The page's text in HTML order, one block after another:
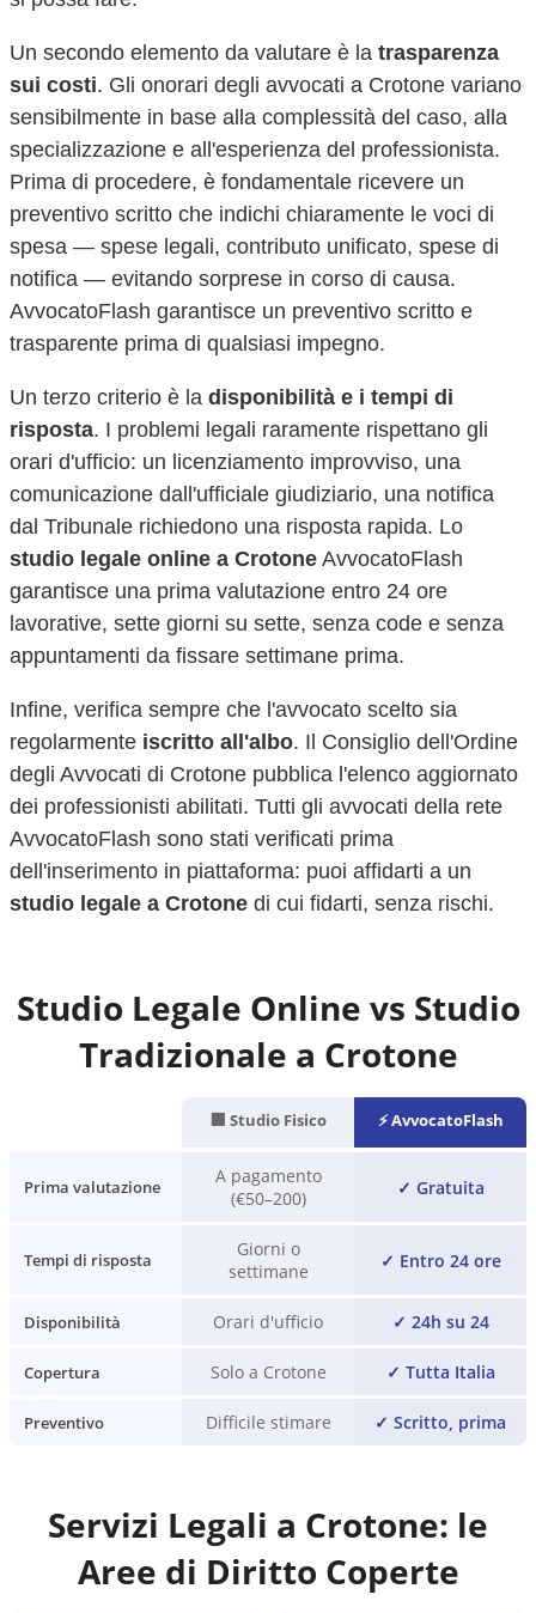
Un secondo elemento da valutare è la trasparenza
sui costi. Gli onorari degli avvocati a Crotone variano
sensibilmente in base alla complessità del caso, alla
specializzazione e all'esperienza del professionista.
Prima di procedere, è fondamentale ricevere un
preventivo scritto che indichi chiaramente le voci di
spesa — spese legali, contributo unificato, spese di
notifica — evitando sorprese in corso di causa.
AvvocatoFlash garantisce un preventivo scritto e
trasparente prima di qualsiasi impegno.
Un terzo criterio è la disponibilità e i tempi di
risposta. I problemi legali raramente rispettano gli
orari d'ufficio: un licenziamento improvviso, una
comunicazione dall'ufficiale giudiziario, una notifica
dal Tribunale richiedono una risposta rapida. Lo
studio legale online a Crotone AvvocatoFlash
garantisce una prima valutazione entro 24 ore
lavorative, sette giorni su sette, senza code e senza
appuntamenti da fissare settimane prima.
Infine, verifica sempre che l'avvocato scelto sia
regolarmente iscritto all'albo. Il Consiglio dell'Ordine
degli Avvocati di Crotone pubblica l'elenco aggiornato
dei professionisti abilitati. Tutti gli avvocati della rete
AvvocatoFlash sono stati verificati prima
dell'inserimento in piattaforma: puoi affidarti a un
studio legale a Crotone di cui fidarti, senza rischi.
Studio Legale Online vs Studio
Tradizionale a Crotone
🏢 Studio Fisico ⚡ AvvocatoFlash
Prima valutazione
A pagamento
(€50–200)
✓ Gratuita
Tempi di risposta
Giorni o
settimane
✓ Entro 24 ore
Disponibilità Orari d'ufficio ✓ 24h su 24
Copertura Solo a Crotone ✓ Tutta Italia
Preventivo Difficile stimare ✓ Scritto, prima
Servizi Legali a Crotone: le
Aree di Diritto Coperte